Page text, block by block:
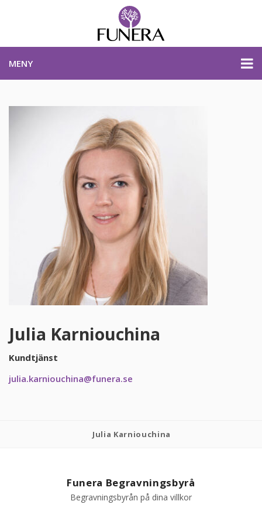
MENY
PRISER & PRODUKTER
PLANERA BEGRAVNING
KONTAKTA OSS
PLANERA BEGRAVNING
PRODUKTER & PRISER
GÄST
LIVESTREAMING
Julia Karniouchina
Kundtjänst
julia.karniouchina@funera.se
Julia Karniouchina
Funera Begravningsbyrå
Begravningsbyrån på dina villkor